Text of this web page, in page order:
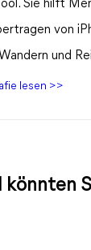
Sie hilft
von
und
lesen >>